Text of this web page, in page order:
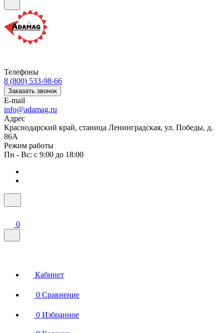
8 (800) 533-98-66
Заказать звонок
E-mail
info@adamag.ru
Адрес
Краснодарский край, станица Ленинградская, ул. Победы, д.
86А
Режим работы
Пн - Вс: с 9:00 до 18:00
Избранное
0 Корзина